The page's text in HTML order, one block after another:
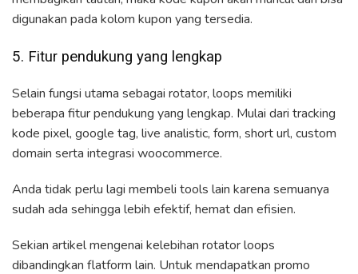
digunakan pada kolom kupon yang tersedia.
5. Fitur pendukung yang lengkap
Selain fungsi utama sebagai rotator, loops memiliki
beberapa fitur pendukung yang lengkap. Mulai dari tracking
kode pixel, google tag, live analistic, form, short url, custom
domain serta integrasi woocommerce.
Anda tidak perlu lagi membeli tools lain karena semuanya
sudah ada sehingga lebih efektif, hemat dan efisien.
Sekian artikel mengenai kelebihan rotator loops
dibandingkan flatform lain. Untuk mendapatkan promo